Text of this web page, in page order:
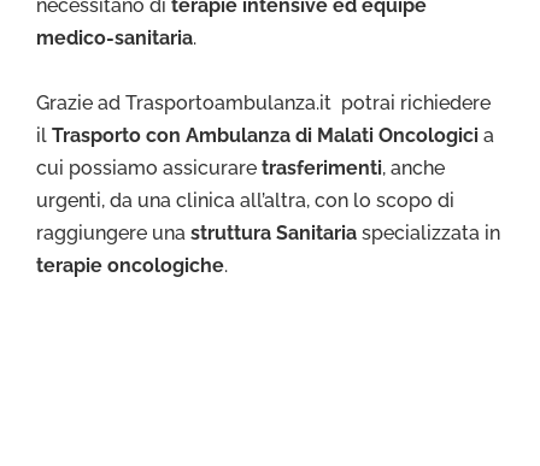
necessitano di terapie intensive ed équipe
medico-sanitaria.
Grazie ad Trasportoambulanza.it potrai richiedere
il Trasporto con Ambulanza di Malati Oncologici a
cui possiamo assicurare trasferimenti, anche
urgenti, da una clinica all’altra, con lo scopo di
raggiungere una struttura Sanitaria specializzata in
terapie oncologiche.